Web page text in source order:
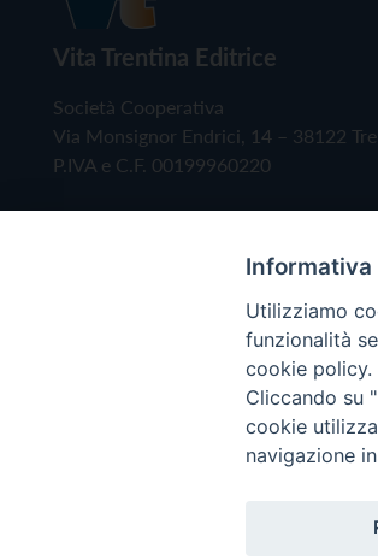
Vita Trentina Editrice
Società Cooperativa
Via Monsignor Endrici, 14 – 38122
P.IVA e C.F. 00199960220
Copyright © 2019 - Tutti i
Informativa
Utilizziamo
funzionalità
cookie policy.
Cliccando su
cookie
navigazione